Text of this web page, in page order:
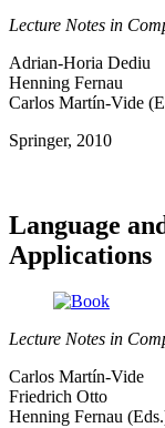
Lecture Notes in
Adrian-Horia Dediu
Henning Fernau
Carlos Martín-Vide
Springer, 2010
Language
Applications
Lecture Notes in
Carlos Martín-Vide
Friedrich Otto
Henning Fernau